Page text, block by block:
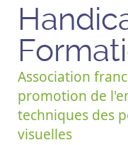
Association
promotion de
techniques des
visuelles